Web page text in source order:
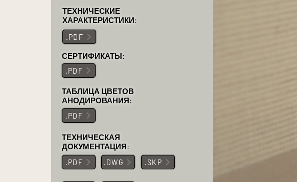
ТЕХНИЧЕСКИЕ
ХАРАКТЕРИСТИКИ:
.PDF
СЕРТИФИКАТЫ:
.PDF
ТАБЛИЦА ЦВЕТОВ
АНОДИРОВАНИЯ:
.PDF
ТЕХНИЧЕСКАЯ
ДОКУМЕНТАЦИЯ:
.PDF .DWG .SKP